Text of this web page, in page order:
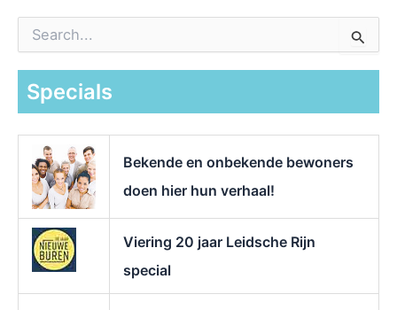
a
Specials
Bekende en onbekende bewoners
doen hier hun verhaal!
Viering 20 jaar Leidsche Rijn
special